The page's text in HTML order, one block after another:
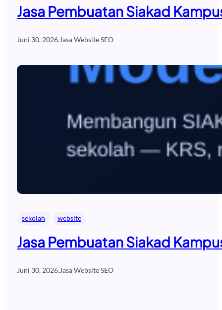
Jasa Pembuatan Siakad
Juni 30, 2026.Jasa Website SEO
sekolah website
Jasa Pembuatan Siakad
Juni 30, 2026.Jasa Website SEO